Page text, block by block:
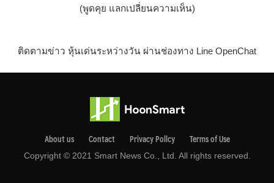
(พูดคุย แลกเปลี่ยนความเห็น)
ติดตามข่าว หุ้นเด่นระหว่างวัน ผ่านช่องทาง Line OpenChat
About us Contact Privacy Pollcy Terms of Use
Copyright © 2021 Smart News Co., Ltd. All rights reserved.